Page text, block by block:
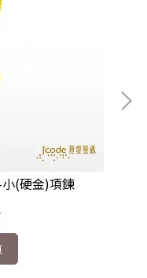
(硬金)項鍊